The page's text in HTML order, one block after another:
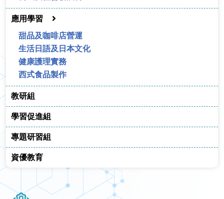
應用學習
甜品及咖啡店營運
生活日語及日本文化
健康護理實務
西式食品製作
教研組
學習促進組
專題研習組
資優教育